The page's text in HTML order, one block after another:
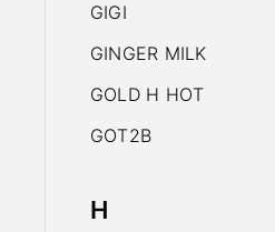
GIGI
GINGER MILK
GOLD H HOT
GOT2B
H